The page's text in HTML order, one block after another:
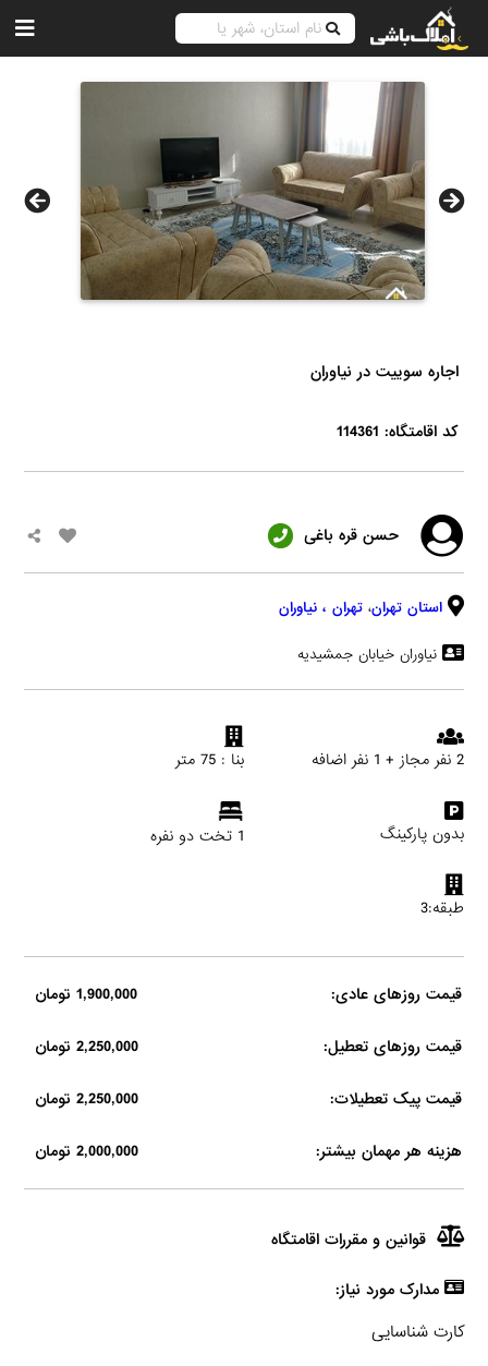
اجاره سوییت در نیاوران
کد اقامتگاه: 114361
حسن قره باغی
استان تهران، تهران ، نیاوران
نیاوران خیابان جمشیدیه
2 نفر مجاز + 1 نفر اضافه بنا : 75 متر
بدون پارکینگ 1 تخت دو نفره
طبقه:3
قیمت روزهای عادی: 1,900,000 تومان
قیمت روزهای تعطیل: 2,250,000 تومان
قیمت پیک تعطیلات: 2,250,000 تومان
هزینه هر مهمان بیشتر: 2,000,000 تومان
قوانین و مقررات اقامتگاه
مدارک مورد نیاز:
کارت شناسایی